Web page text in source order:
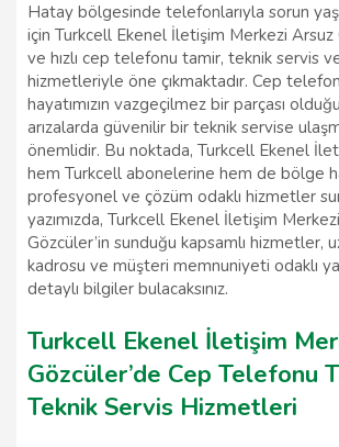
Hatay bölgesinde telefonlarıyla sorun
için Turkcell Ekenel İletişim Merkezi
ve hızlı cep telefonu tamir, teknik servis
hizmetleriyle öne çıkmaktadır. Cep
hayatımızın vazgeçilmez bir parçası
arızalarda güvenilir bir teknik servise
önemlidir. Bu noktada, Turkcell Ekenel
hem Turkcell abonelerine hem de bölge
profesyonel ve çözüm odaklı hizmetler
yazımızda, Turkcell Ekenel İletişim
Gözcüler’in sunduğu kapsamlı hizmetler,
kadrosu ve müşteri memnuniyeti odaklı
detaylı bilgiler bulacaksınız.
Turkcell Ekenel İletişim
Gözcüler’de Cep Telefonu
Teknik Servis Hizmetleri